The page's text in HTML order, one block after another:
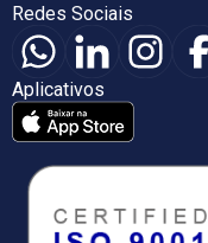
Redes Sociais
Aplicativos